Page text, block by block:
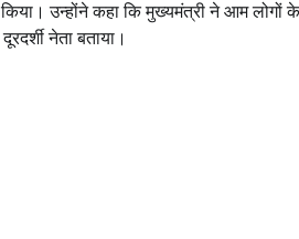
किया। उन्होंने कहा कि मुख्यमंत्री ने आम
नेता बताया।